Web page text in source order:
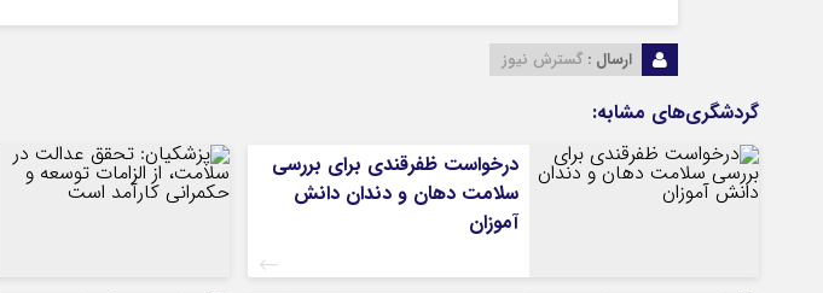
ارسال : گسترش نیوز
گردشگری‌های مشابه:
درخواست ظفرقندی برای بررسی
سلامت دهان و دندان دانش
آموزان